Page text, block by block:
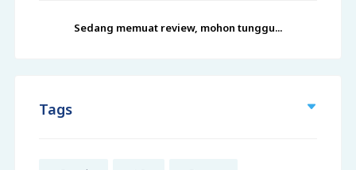
Sedang memuat review, mohon tunggu...
Tags